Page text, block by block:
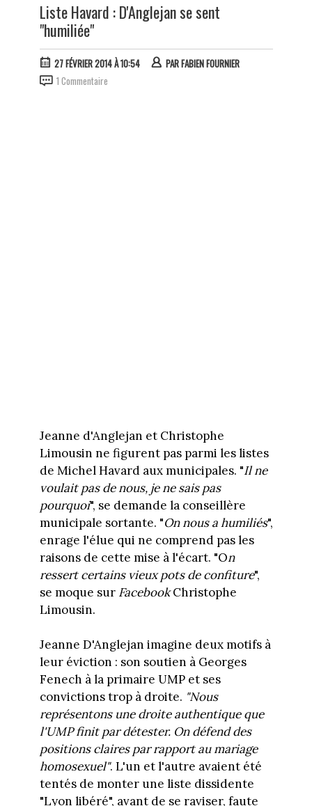
Liste Havard : D'Anglejan se sent
"humiliée"
27 FÉVRIER 2014 À 10:54 PARFABIEN FOURNIER
1 Commentaire
Jeanne d'Anglejan et Christophe
Limousin ne figurent pas parmi les listes
de Michel Havard aux municipales. "Il ne
voulait pas de nous, je ne sais pas
pourquoi", se demande la conseillère
municipale sortante. "On nous a humiliés",
enrage l'élue qui ne comprend pas les
raisons de cette mise à l'écart. "On
ressert certains vieux pots de confiture",
se moque sur FacebookChristophe
Limousin.
Jeanne D'Anglejan imagine deux motifs à
leur éviction : son soutien à Georges
Fenech à la primaire UMP et ses
convictions trop à droite. "Nous
représentons une droite authentique que
l'UMP finit par détester. On défend des
positions claires par rapport au mariage
homosexuel". L'un et l'autre avaient été
tentés de monter une liste dissidente
"Lyon libéré", avant de se raviser, faute